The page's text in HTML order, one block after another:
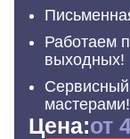
Работаем
выходных!
мастерами!
Цена:от